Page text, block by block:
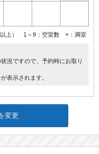
以上） 1～9：空室数 ×：満室
況ですので、予約時にお取り
表示されます。
変更